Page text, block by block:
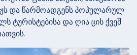
და წარმოადგენს პოპულარულ
ტურისტებისა და ღია ცის ქვეშ